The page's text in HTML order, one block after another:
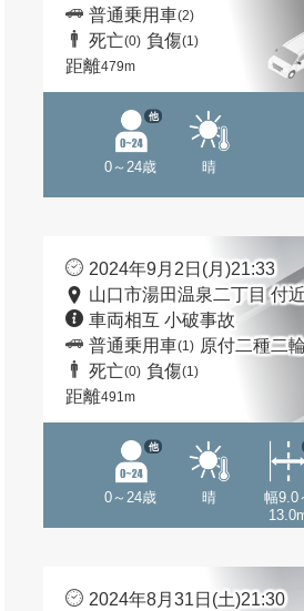
普通乗用車(2)
死亡(0) 負傷(1)
距離479m
0～24歳
他
晴
2024年9月2日(月)21:33
山口市湯田温泉二丁目 付
車両相互 小破事故
普通乗用車(1) 原付二種二
死亡(0) 負傷(1)
距離491m
0～24歳
他
晴
幅9.0
2024年8月31日(土)21:30